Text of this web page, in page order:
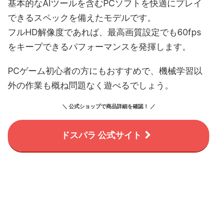
基本的なAIツールを含むPCソフトを快適にプレイ
できるスペックを備えたモデルです。
フルHD解像度であれば、最高画質設定でも60fps
をキープできるパフォーマンスを発揮します。
PCゲーム初心者の方にもおすすめで、機械学習以
外の作業も概ね問題なく遊べるでしょう。
＼ 公式ショップで商品詳細を確認！ ／
ドスパラ 公式サイト